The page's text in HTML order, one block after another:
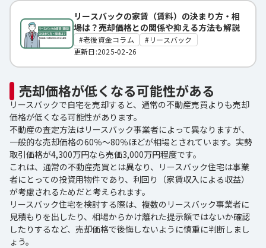
リースバックの家賃（賃料）の決まり方・相
場は？売却価格との関係や抑える方法も解説
老後資金コラム
リースバック
更新日:2025-02-26
売却価格が低くなる可能性がある
リースバックで自宅を売却すると、通常の不動産売買よりも売却
価格が低くなる可能性があります。
不動産の査定方法はリースバック事業者によって異なりますが、
一般的な売却価格の60％～80％ほどが相場とされています。実勢
取引価格が4,300万円なら売価3,000万円程度です。
これは、通常の不動産売買とは異なり、リースバック住宅は事業
者にとっての投資用物件であり、利回り（家賃収入による収益）
が考慮されるためだと考えられます。
リースバック住宅を検討する際は、複数のリースバック事業者に
見積もりを出したり、相場からかけ離れた提示額ではないか確認
したりするなど、売却価格で後悔しないように慎重に判断しまし
ょう。